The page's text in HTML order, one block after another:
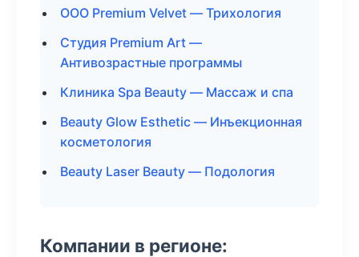
ООО Premium Velvet — Трихология
Студия Premium Art —
Антивозрастные программы
Клиника Spa Beauty — Массаж и спа
Beauty Glow Esthetic — Инъекционная
косметология
Beauty Laser Beauty — Подология
Компании в регионе: